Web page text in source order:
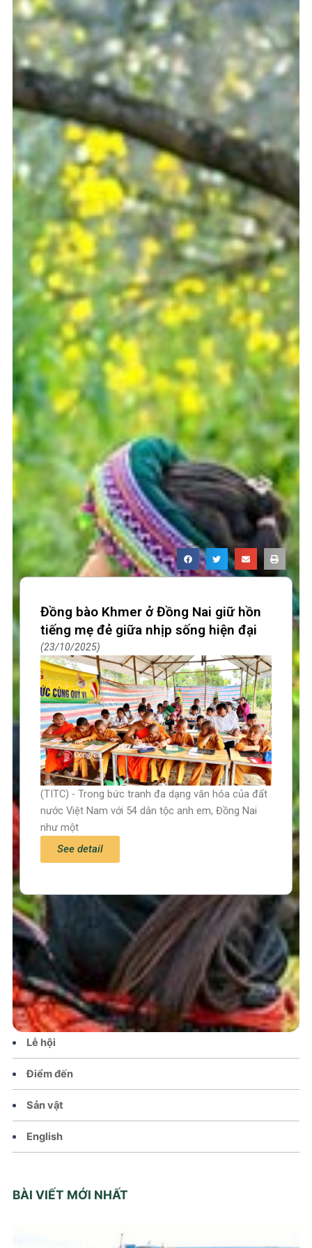
Trang chủ
Tin tức – Sự kiện
Chính sách
Văn hoá – Đời sống
Lễ hội
Điểm đến
Sản vật
English
BÀI VIẾT MỚI NHẤT
Đồng bào Khmer ở Đồng Nai giữ hồn
tiếng mẹ đẻ giữa nhịp sống hiện đại
23/10/2025
(TITC) - Trong bức tranh đa dạng văn hóa của đất
nước Việt Nam với 54 dân tộc anh em, Đồng Nai
như một
See detail